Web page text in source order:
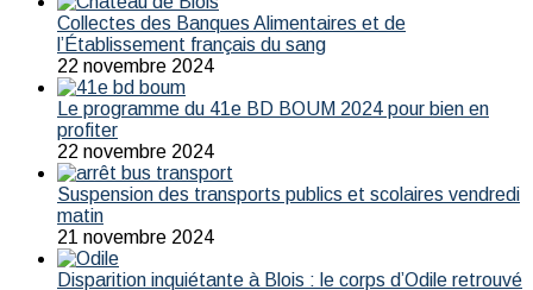
Collectes des Banques Alimentaires et de
l’Établissement français du sang
22 novembre 2024
Le programme du 41e BD BOUM 2024 pour bien en
profiter
22 novembre 2024
Suspension des transports publics et scolaires vendredi
matin
21 novembre 2024
Disparition inquiétante à Blois : le corps d’Odile retrouvé